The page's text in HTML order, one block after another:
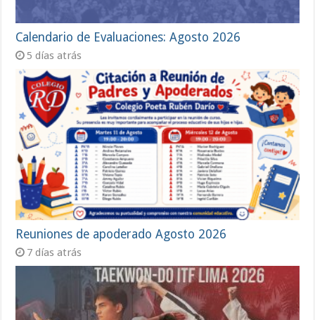
Calendario de Evaluaciones: Agosto 2026
5 días atrás
Reuniones de apoderado Agosto 2026
7 días atrás